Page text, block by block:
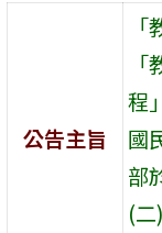
公告主旨
程
國
部
(